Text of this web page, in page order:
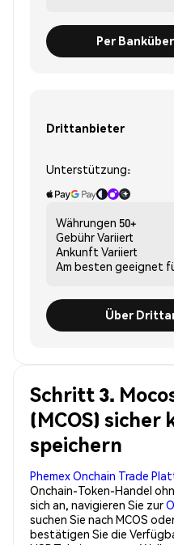
Per
Drittanbieter
Unterstützung:
Währungen 50+
GebührVariiert
Ankunft Variiert
Am besten geeignet
Über
Schritt 3.
(MCOS) sicher
speichern
Phemex Onchain Trade
Onchain-Token-Handel
sich an, navigieren Sie zur
suchen Sie nach MCOS
bestätigen Sie die